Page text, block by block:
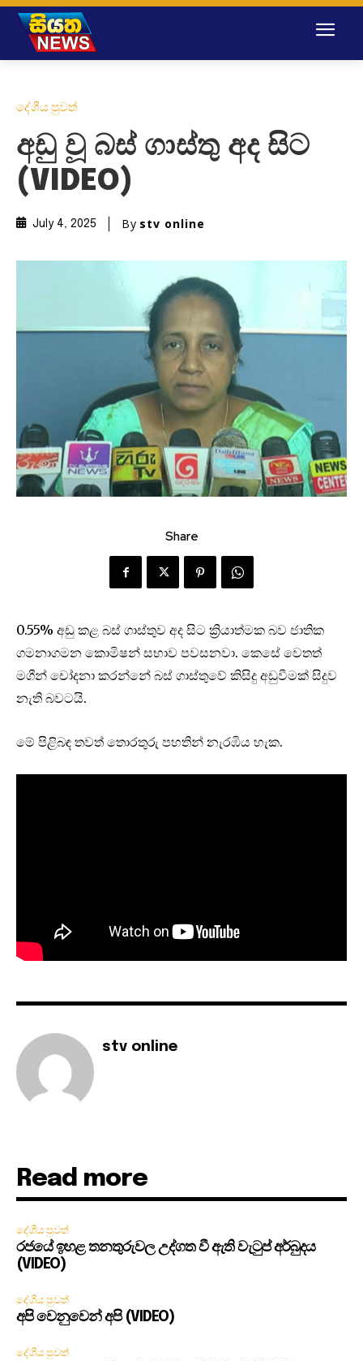
දේශීය පුවත්
අඩු වූ බස් ගාස්තු අද සිට
(VIDEO)
July 4, 2025 By stv online
Share
0.55% අඩු කළ බස් ගාස්තුව අද සිට ක්‍රියාත්මක බව ජාතික
ගමනාගමන කොමිෂන් සභාව පවසනවා. කෙසේ වෙතත්
මගීන් චෝදනා කරන්නේ බස් ගාස්තුවේ කිසිදු අඩුවීමක් සිදුව
නැති බවටයි.
මේ පිළිබඳ තවත් තොරතුරු පහතින් නැරඹිය හැක.
stv online
Read more
දේශීය පුවත්
රජයේ ඉහළ තනතුරුවල උද්ගත වී ඇති වැටුප් අර්බුදය
(VIDEO)
දේශීය පුවත්
අපි වෙනුවෙන් අපි (VIDEO)
දේශීය පුවත්